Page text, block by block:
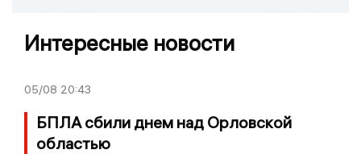
Интересные новости
05/08 20:43
БПЛА сбили днем над Орловской
областью